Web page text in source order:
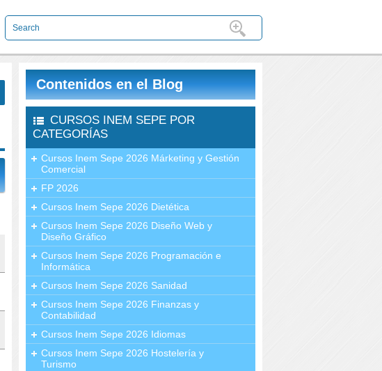
Contenidos en el Blog
CURSOS INEM SEPE POR
CATEGORÍAS
Cursos Inem Sepe 2026 Márketing y Gestión
Comercial
FP 2026
Cursos Inem Sepe 2026 Dietética
Cursos Inem Sepe 2026 Diseño Web y
Diseño Gráfico
Cursos Inem Sepe 2026 Programación e
Informática
Cursos Inem Sepe 2026 Sanidad
Cursos Inem Sepe 2026 Finanzas y
Contabilidad
Cursos Inem Sepe 2026 Idiomas
Cursos Inem Sepe 2026 Hostelería y
Turismo